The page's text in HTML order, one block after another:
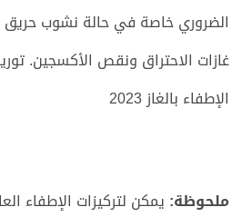
الضروري خاصة في حالة نشوب حريق ،
غازات الاحتراق ونقص الأكسجين.
الإطفاء بالغاز 2023
ملحوظة:يمكن لتركيزات الإطفاء